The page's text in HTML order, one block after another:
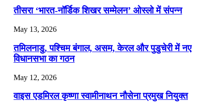
📝 डेली करेंट अफेयर्स: 19-21 जुलाई 2026
July 19, 2026
📝 डेली करेंट अफेयर्स: 16-18 जुलाई 2026
तीसरा ‘भारत-नॉर्डिक शिखर सम्मेलन’ ओस्लो में संपन्न
May 13, 2026
तमिलनाडु, पश्चिम बंगाल, असम, केरल और पुडुचेरी में नए
विधानसभा का गठन
May 12, 2026
वाइस एडमिरल कृष्णा स्वामीनाथन नौसेना प्रमुख नियुक्त